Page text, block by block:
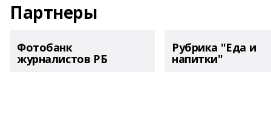
Партнеры
Фотобанк
журналистов РБ
Рубрика "Еда и
напитки"